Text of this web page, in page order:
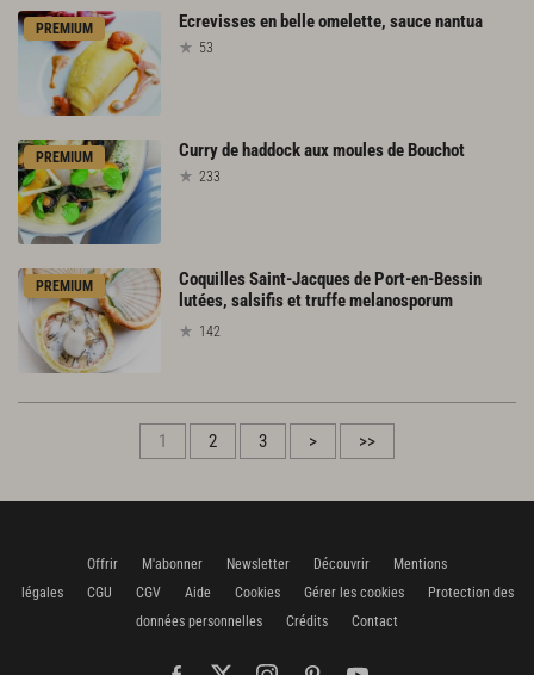
PREMIUM Ecrevissesen belleomelette, saucenantua
53
PREMIUM Curryde haddockauxmoulesde Bouchot
233
PREMIUM
Coquilles Saint-Jacques de Port-en-Bessin
lutées, salsifis et truffe melanosporum
142
1 2 3 > >>
Offrir M'abonner Newsletter Découvrir
Mentions
légales
CGU CGV Aide Cookies Gérer les cookies
Protection des
données personnelles
Crédits Contact